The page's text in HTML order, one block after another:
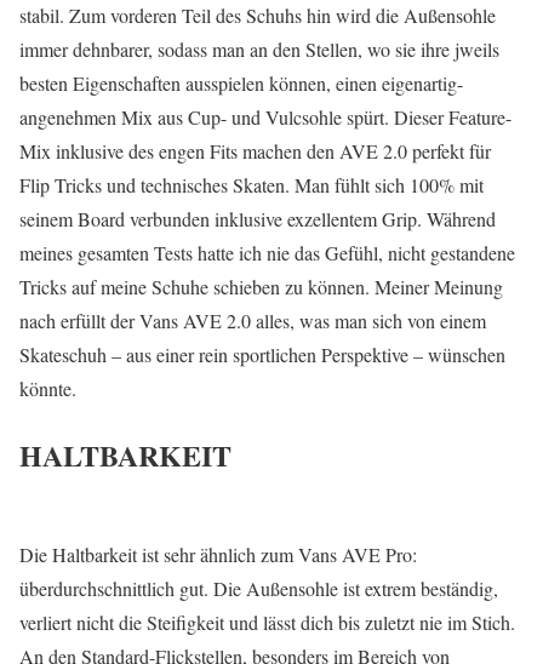
stabil. Zum vorderen Teil des Schuhs hin wird die Außensohle
immer dehnbarer, sodass man an den Stellen, wo sie ihre jweils
besten Eigenschaften ausspielen können, einen eigenartig-
angenehmen Mix aus Cup- und Vulcsohle spürt. Dieser Feature-
Mix inklusive des engen Fits machen den AVE 2.0 perfekt für
Flip Tricks und technisches Skaten. Man fühlt sich 100% mit
seinem Board verbunden inklusive exzellentem Grip. Während
meines gesamten Tests hatte ich nie das Gefühl, nicht gestandene
Tricks auf meine Schuhe schieben zu können. Meiner Meinung
nach erfüllt der Vans AVE 2.0 alles, was man sich von einem
Skateschuh – aus einer rein sportlichen Perspektive – wünschen
könnte.
HALTBARKEIT
Die Haltbarkeit ist sehr ähnlich zum Vans AVE Pro:
überdurchschnittlich gut. Die Außensohle ist extrem beständig,
verliert nicht die Steifigkeit und lässt dich bis zuletzt nie im Stich.
An den Standard-Flickstellen, besonders im Bereich von